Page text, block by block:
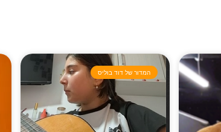
המדור של דוד בוליס